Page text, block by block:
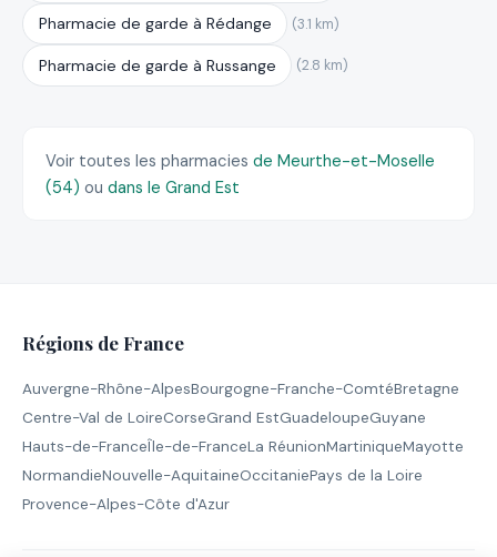
Pharmacie de garde à Rédange (3.1 km)
Pharmacie de garde à Russange (2.8 km)
Voir toutes les pharmacies de Meurthe-et-Moselle
(54) ou dans le Grand Est
Régions de France
Auvergne-Rhône-AlpesBourgogne-Franche-ComtéBretagne
Centre-Val de LoireCorseGrand EstGuadeloupeGuyane
Hauts-de-FranceÎle-de-FranceLa RéunionMartiniqueMayotte
NormandieNouvelle-AquitaineOccitaniePays de la Loire
Provence-Alpes-Côte d'Azur